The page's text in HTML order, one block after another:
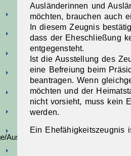
Ausschreibungen
Ausländerinnen und
möchten, brauchen auch
In diesem Zeugnis
dass der Eheschließung
entgegensteht.
Ist die Ausstellung des
eine Befreiung beim
beantragen. Wenn
möchten und der
nicht vorsieht, muss kein
werden.
Ein Ehefähigkeitszeugnis